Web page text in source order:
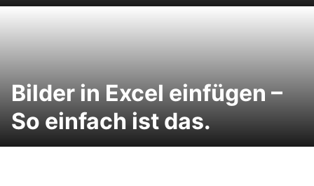
Bilder in Excel einfügen –
So einfach ist das.